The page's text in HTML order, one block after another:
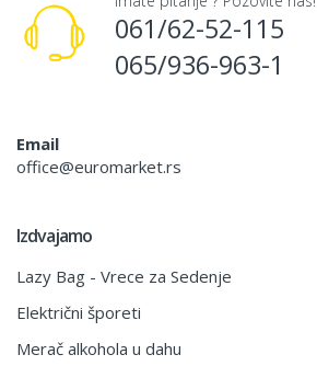
061/62-52-115
065/936-963-1
Email
office@euromarket.rs
Izdvajamo
Lazy Bag - Vrece za Sedenje
Električni šporeti
Merač alkohola u dahu